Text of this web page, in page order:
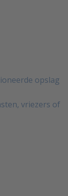
opslag
vriezers of